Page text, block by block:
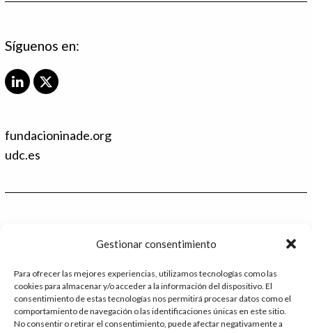
Gestionar consentimiento
Para ofrecer las mejores experiencias, utilizamos tecnologías como las
cookies para almacenar y/o acceder a la información del dispositivo. El
consentimiento de estas tecnologías nos permitirá procesar datos como el
comportamiento de navegación o las identificaciones únicas en este sitio.
No consentir o retirar el consentimiento, puede afectar negativamente a
Síguenos en:
L
e
d
X
t
fundacioninade.org
udc.es
986 48 52 28 - Ext.2
administracion@catedrafundacioninade.org
Universidade da Coruña - Facultad de Derecho